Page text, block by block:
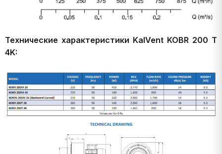
Технические характеристики KalVent KOBR 200 T
4K: